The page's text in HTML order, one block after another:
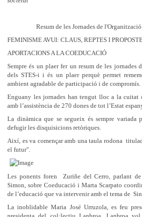
Resum de les Jornades de
FEMINISME AVUI: CLAUS, REPTES I
APORTACIONS A LA COEDUCACIÓ
Sempre és un plaer fer un resum de les jornades
dels STES-i i és un plaer perquè permet
ambient agradable de participació i de compromís.
Enguany les jornades han tengut lloc a la cuitat
amb l’assistència de 270 dones de tot l’Estat
La dinàmica que se segueix és sempre
defugir les disquisicions retòriques.
Així, es va començar amb una taula rodona
el futur".
Les ponents foren Zuriñe del Cerro, parlant
Simon, sobre Coeducació i Marta Scarpato
de l’educació que va intervenir amb el tema de
La inoblidable Maria José Urruzola, es feu